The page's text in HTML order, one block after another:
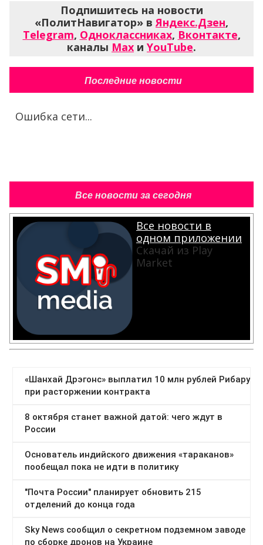
Подпишитесь на новости
«ПолитНавигатор» вЯндекс.Дзен,
Telegram, Одноклассниках, Вконтакте,
каналы Max и YouTube.
Последние новости
Ошибка сети...
Все новости за сегодня
Все новости в
одном приложении
Скачай из Play
Market